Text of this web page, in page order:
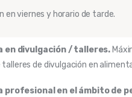
viernes y horario de tarde.
en divulgación / talleres.
talleres de divulgación en
profesional en el ámbito de